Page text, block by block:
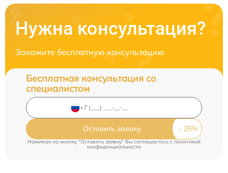
Нужна консультация?
Закажите бесплатную консультацию
Бесплатная консультация со
специалистом
Оставить заявку
Нажимая на кнопку "Оставить заявку" Вы соглашаетесь cполитикой
конфиденциальности